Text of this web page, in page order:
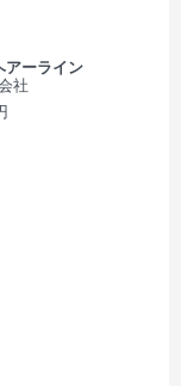
アーライン
社